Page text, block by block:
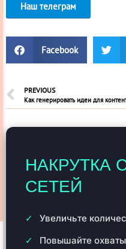
Наш телеграм
Facebook
PREVIOUS
НАКРУТКА
СЕТЕЙ
Увеличьте
Повышайте